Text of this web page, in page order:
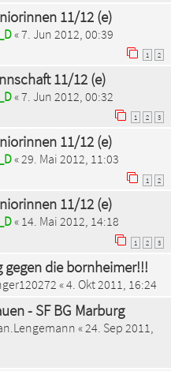
11/12 (e)
«7. Jun 2012, 00:39
1 2
11/12 (e)
«7. Jun 2012, 00:32
1 2 3
11/12 (e)
«29. Mai 2012, 11:03
1 2
11/12 (e)
« 14. Mai 2012, 14:18
1 2 3
die bornheimer!!!
«4. Okt 2011, 16:24
- SF BG Marburg
« 24. Sep 2011,